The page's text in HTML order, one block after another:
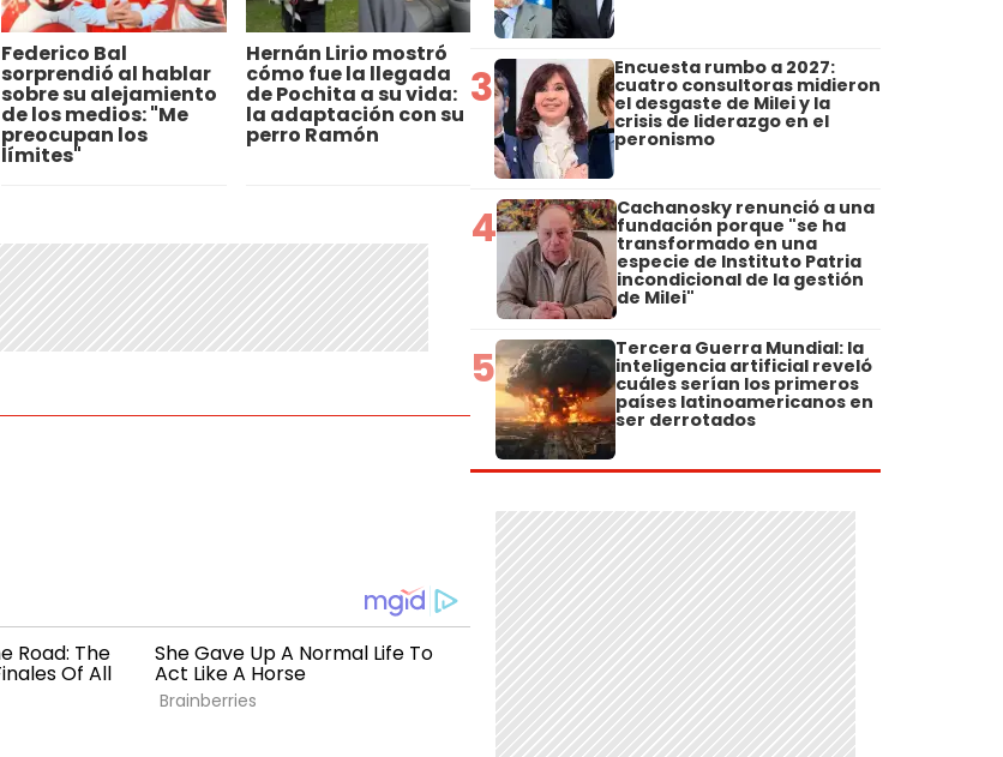
Federico Bal
sorprendió al hablar
sobre su alejamiento
de los medios: "Me
preocupan los
límites"
Hernán Lirio mostró
cómo fue la llegada
de Pochita a su vida:
la adaptación con su
perro Ramón
3 Encuesta rumbo a 2027:
cuatro consultoras midieron
el desgaste de Milei y la
crisis de liderazgo en el
peronismo
4 Cachanosky renunció a una
fundación porque "se ha
transformado en una
especie de Instituto Patria
incondicional de la gestión
de Milei"
5 Tercera Guerra Mundial: la
inteligencia artificial reveló
cuáles serían los primeros
países latinoamericanos en
ser derrotados